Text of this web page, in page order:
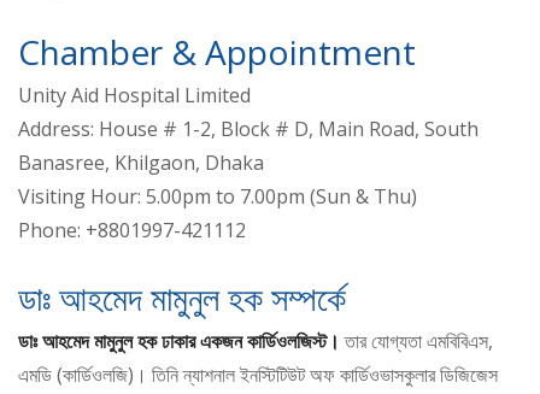
Chamber & Appointment
Unity Aid Hospital Limited
Address: House # 1-2, Block # D, Main Road, South
Banasree, Khilgaon, Dhaka
Visiting Hour: 5.00pm to 7.00pm (Sun & Thu)
Phone: +8801997-421112
ডাঃ আহমেদ মামুনুল হক সম্পর্কে
ডাঃ আহমেদ মামুনুল হক ঢাকার একজন কার্ডিওলজিস্ট। তার যোগ্যতা এমবিবিএস,
এমডি (কার্ডিওলজি)। তিনি ন্যাশনাল ইনস্টিটিউট অফ কার্ডিওভাসকুলার ডিজিজেস